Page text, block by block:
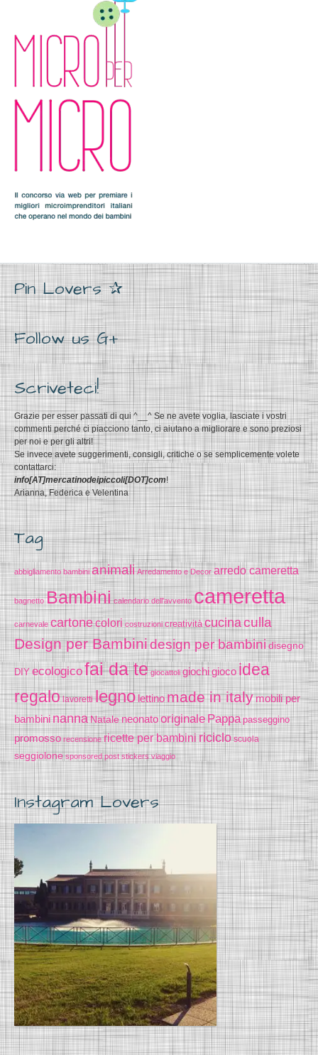
Pin Lovers ✰
Follow us G+
Scriveteci!
Grazie per esser passati di qui ^__^ Se ne avete voglia, lasciate i vostri
commenti perché ci piacciono tanto, ci aiutano a migliorare e sono preziosi
per noi e per gli altri!
Se invece avete suggerimenti, consigli, critiche o se semplicemente volete
contattarci:
info[AT]mercatinodeipiccoli[DOT]com!
Arianna, Federica e Velentina
Tag
abbigliamento bambini animali Arredamento e Decor arredo cameretta
bagnetto Bambini calendario dell'avvento cameretta
carnevale cartonecolori costruzioni creatività cucinaculla
Design per Bambinidesign per bambinidisegno
DIY ecologicofai da te giocattoli giochigioco idea
regalo lavoretti legno lettinomade in italymobili per
bambininannaNatale neonatooriginale Pappa passeggino
promosso recensione ricette per bambini riciclo scuola
seggiolone sponsored post stickers viaggio
Instagram Lovers